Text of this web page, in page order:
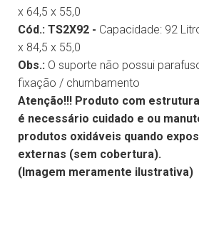
x 64,5 x 55,0
Cód.: TS2X92 - Capacidade: 92
x 84,5 x 55,0
Obs.: O suporte não possui
fixação / chumbamento
Atenção!!! Produto com
é necessário cuidado e ou
produtos oxidáveis quando
externas (sem cobertura).
(Imagem meramente ilustrativa)